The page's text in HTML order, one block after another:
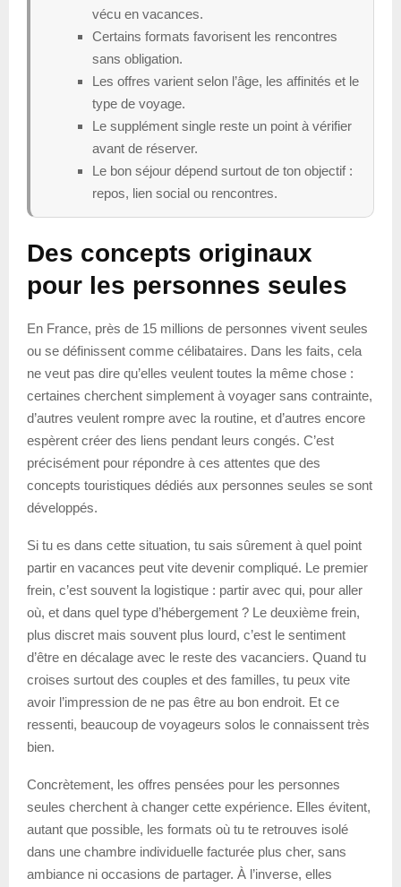
vécu en vacances.
Certains formats favorisent les rencontres
sans obligation.
Les offres varient selon l’âge, les affinités et le
type de voyage.
Le supplément single reste un point à vérifier
avant de réserver.
Le bon séjour dépend surtout de ton objectif :
repos, lien social ou rencontres.
Des concepts originaux
pour les personnes seules
En France, près de 15 millions de personnes vivent seules
ou se définissent comme célibataires. Dans les faits, cela
ne veut pas dire qu’elles veulent toutes la même chose :
certaines cherchent simplement à voyager sans contrainte,
d’autres veulent rompre avec la routine, et d’autres encore
espèrent créer des liens pendant leurs congés. C’est
précisément pour répondre à ces attentes que des
concepts touristiques dédiés aux personnes seules se sont
développés.
Si tu es dans cette situation, tu sais sûrement à quel point
partir en vacances peut vite devenir compliqué. Le premier
frein, c’est souvent la logistique : partir avec qui, pour aller
où, et dans quel type d’hébergement ? Le deuxième frein,
plus discret mais souvent plus lourd, c’est le sentiment
d’être en décalage avec le reste des vacanciers. Quand tu
croises surtout des couples et des familles, tu peux vite
avoir l’impression de ne pas être au bon endroit. Et ce
ressenti, beaucoup de voyageurs solos le connaissent très
bien.
Concrètement, les offres pensées pour les personnes
seules cherchent à changer cette expérience. Elles évitent,
autant que possible, les formats où tu te retrouves isolé
dans une chambre individuelle facturée plus cher, sans
ambiance ni occasions de partager. À l’inverse, elles